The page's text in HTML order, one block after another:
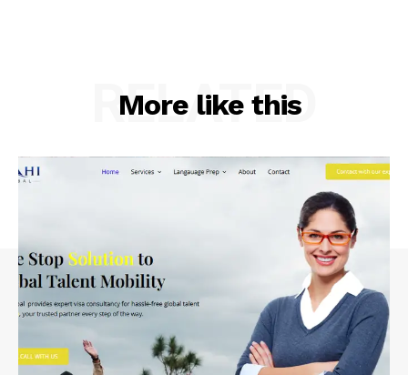
More like this
RELATED